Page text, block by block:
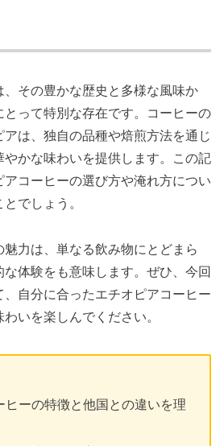
、その豊かな歴史と多様な風味か
とって特別な存在です。コーヒーの
は、独自の品種や焙煎方法を通じ
やかな味わいを提供します。この記
コーヒーの選び方や淹れ方につい
でしょう。
力は、単なる飲み物にとどまら
体験をも意味します。ぜひ、今回
自分に合ったエチオピアコーヒー
いを楽しんでください。
ヒーの特徴と他国との違いを理